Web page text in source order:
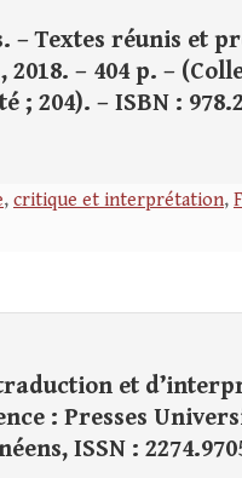
– Textes réunis et
– 404 p. –
; 204). – ISBN :
, critique et interprétation,
et
: Presses
ISSN :